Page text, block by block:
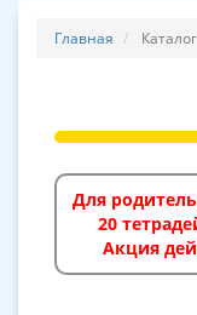
Главная
Для
20
Акция